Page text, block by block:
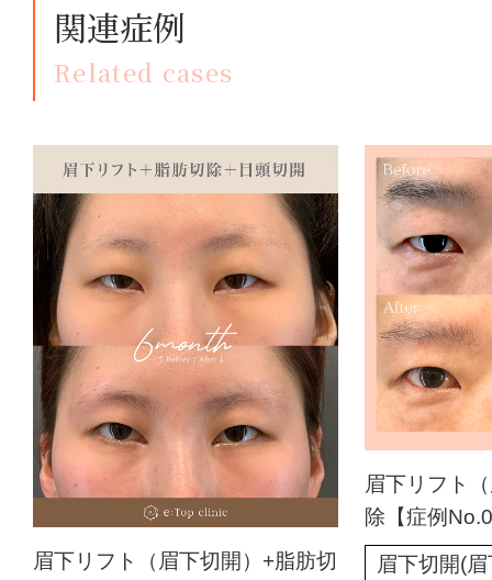
関連症例
Related cases
眉下リフト（眉下切開）+脂肪切
眉下リフト
除【症例
眉下切開(